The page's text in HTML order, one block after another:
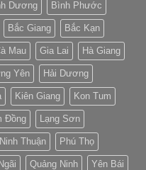
Dương Bình Phước
Bắc Giang Bắc Kạn
Mau Gia Lai Hà Giang
Yên Hải Dương
Kiên Giang Kon Tum
Đồng Lạng Sơn
Ninh Thuận Phú Thọ
Quảng Ninh Yên Bái